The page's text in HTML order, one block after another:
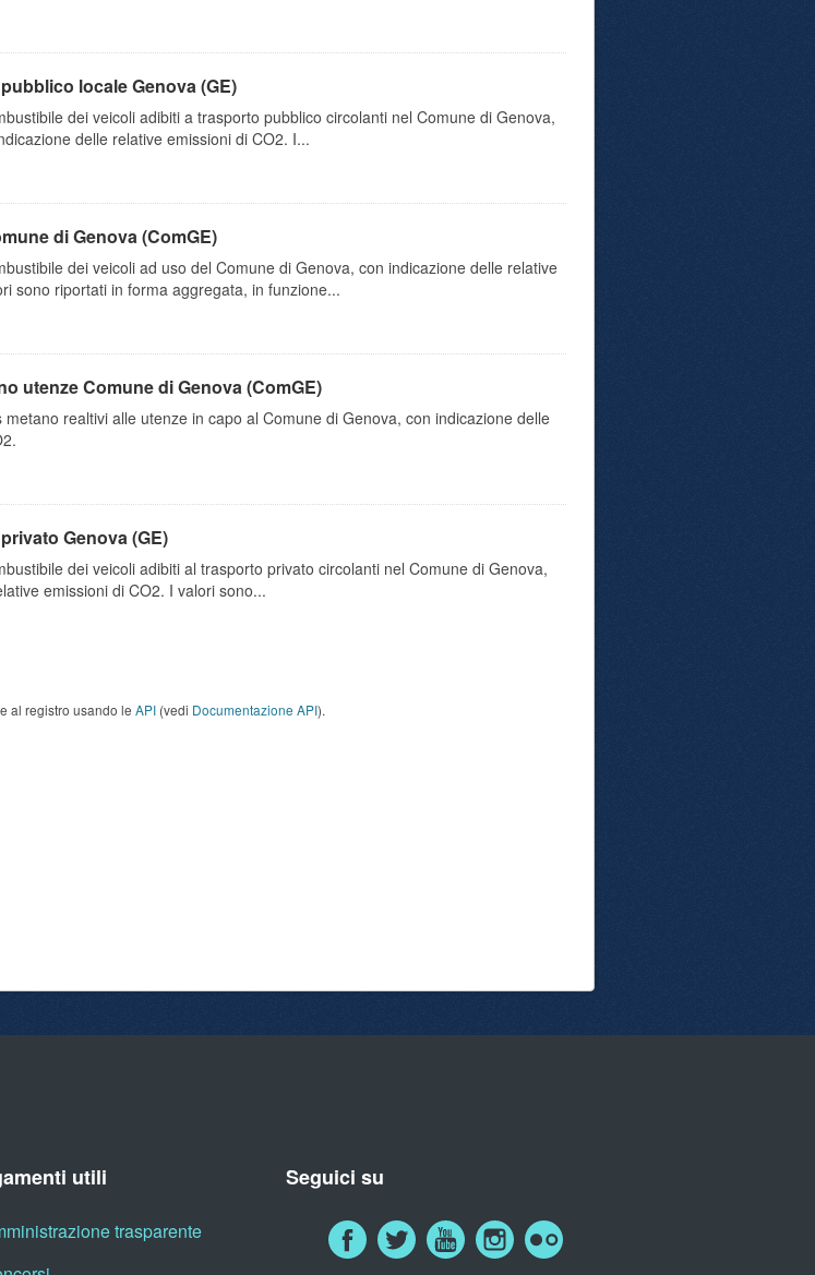
locale Genova (GE)
dei veicoli adibiti a trasporto pubblico circolanti nel Comune di Genova,
delle relative emissioni di CO2. I...
di Genova (ComGE)
dei veicoli ad uso del Comune di Genova, con indicazione delle relative
sono riportati in forma aggregata, in funzione...
utenze Comune di Genova (ComGE)
realtivi alle utenze in capo al Comune di Genova, con indicazione delle
Genova (GE)
dei veicoli adibiti al trasporto privato circolanti nel Comune di Genova,
emissioni di CO2. I valori sono...
al registro usando le API (vedi Documentazione API).
utili
trasparente
Seguici su